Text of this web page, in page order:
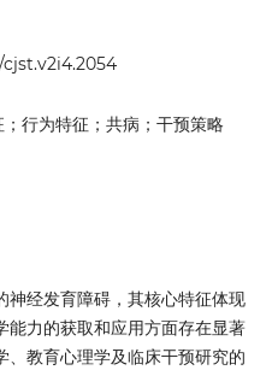
行为特征；共病；干预策略
神经发育障碍，其核心特征体现
能力的获取和应用方面存在显著
、教育心理学及临床干预研究的